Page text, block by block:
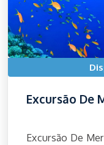
Excursão De
Excursão De